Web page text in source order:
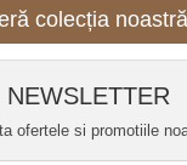
colecția
NEWSLETTER
ofertele si promotiile